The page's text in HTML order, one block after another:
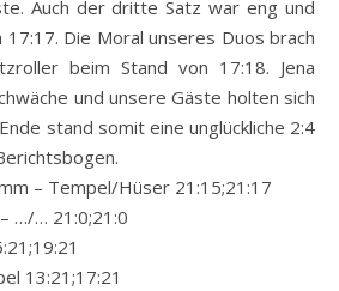
Auch der dritte Satz war eng und
17:17. Die Moral unseres Duos brach
beim Stand von 17:18. Jena
und unsere Gäste holten sich
stand somit eine unglückliche 2:4
– Tempel/Hüser 21:15;21:17
…/… 21:0;21:0
13:21;17:21